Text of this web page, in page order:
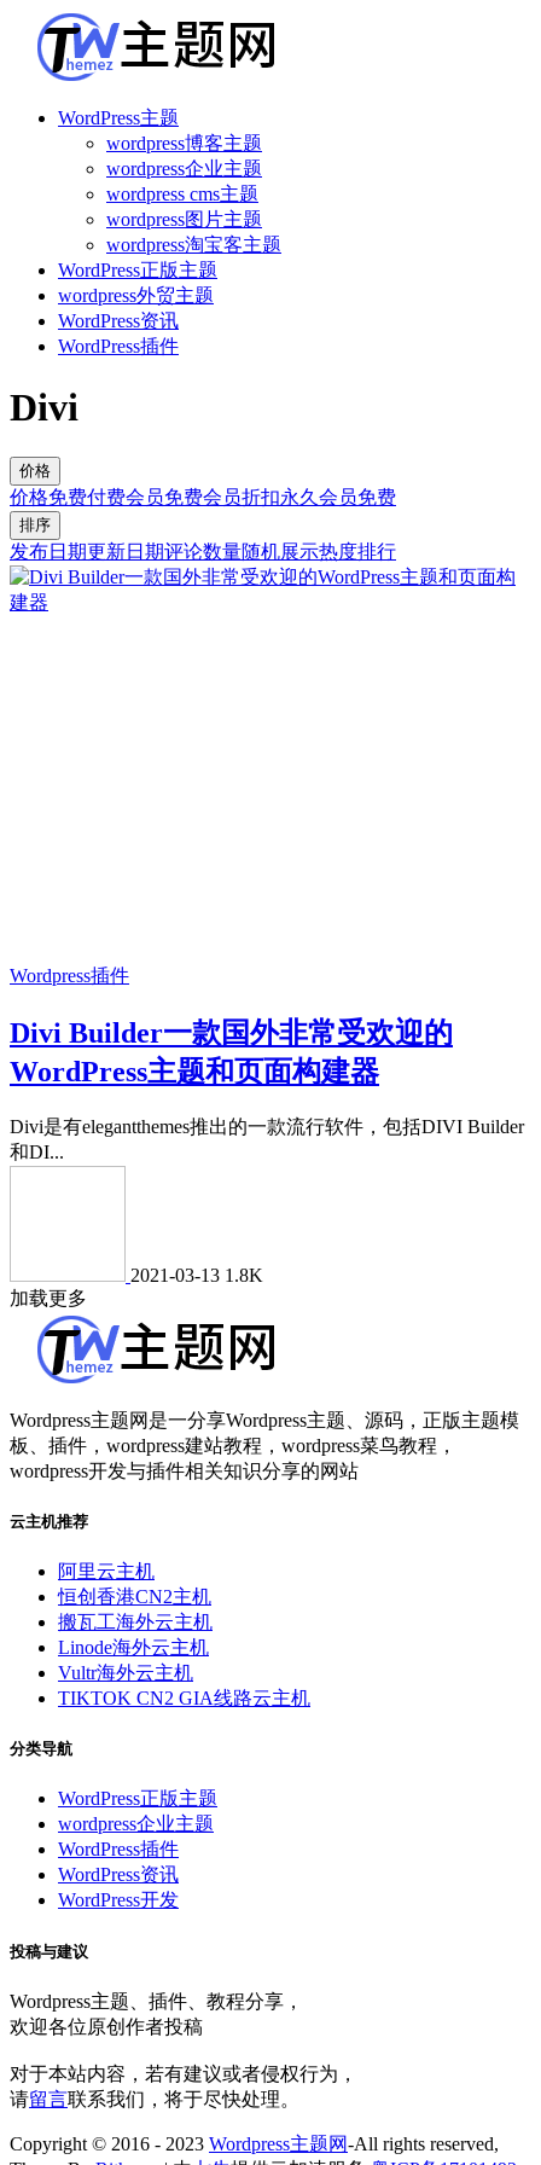
WordPress主题
wordpress博客主题
wordpress企业主题
wordpress cms主题
wordpress图片主题
wordpress淘宝客主题
WordPress正版主题
wordpress外贸主题
WordPress资讯
WordPress插件
Divi
价格
价格免费付费会员免费会员折扣永久会员免费
排序
发布日期更新日期评论数量随机展示热度排行
Wordpress插件
Divi Builder一款国外非常受欢迎的
WordPress主题和页面构建器
Divi是有elegantthemes推出的一款流行软件，包括DIVI Builder
和DI...
2021-03-13 1.8K
加载更多
Wordpress主题网是一分享Wordpress主题、源码，正版主题模
板、插件，wordpress建站教程，wordpress菜鸟教程，
wordpress开发与插件相关知识分享的网站
云主机推荐
阿里云主机
恒创香港CN2主机
搬瓦工海外云主机
Linode海外云主机
Vultr海外云主机
TIKTOK CN2 GIA线路云主机
分类导航
WordPress正版主题
wordpress企业主题
WordPress插件
WordPress资讯
WordPress开发
投稿与建议
Wordpress主题、插件、教程分享，
欢迎各位原创作者投稿
对于本站内容，若有建议或者侵权行为，
请留言联系我们，将于尽快处理。
Copyright © 2016 - 2023 Wordpress主题网-All rights reserved,